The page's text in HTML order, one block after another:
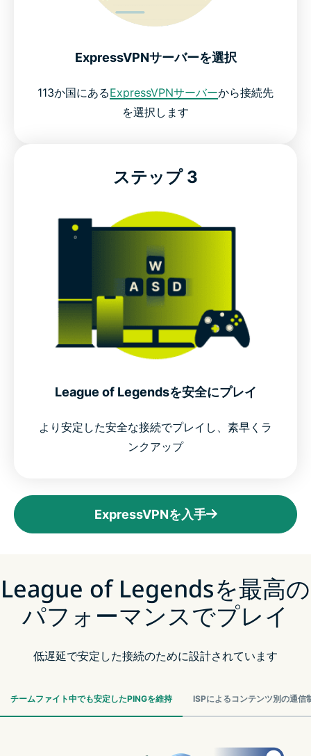
ExpressVPNサーバーを選択
113か国にあるExpressVPNサーバーから接続先
を選択します
ステップ 3
League of Legendsを安全にプレイ
より安定した安全な接続でプレイし、素早くラ
ンクアップ
ExpressVPNを入手
League of Legendsを最高の
パフォーマンスでプレイ
低遅延で安定した接続のために設計されています
チームファイト中でも安定したPINGを維持 ISPによるコンテンツ別の通信